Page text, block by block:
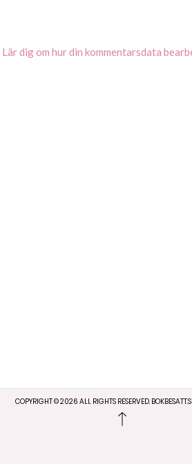
Lär dig om hur din kommentarsdata
COPYRIGHT ©2026 ALL RIGHTS RESERVED.